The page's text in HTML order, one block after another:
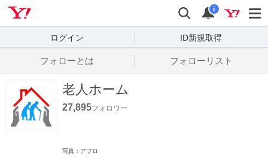
検索
通知
i
ログイン ID新規取得
フォローとは フォローリスト
老人ホーム
27,895フォロワー
写真：アフロ